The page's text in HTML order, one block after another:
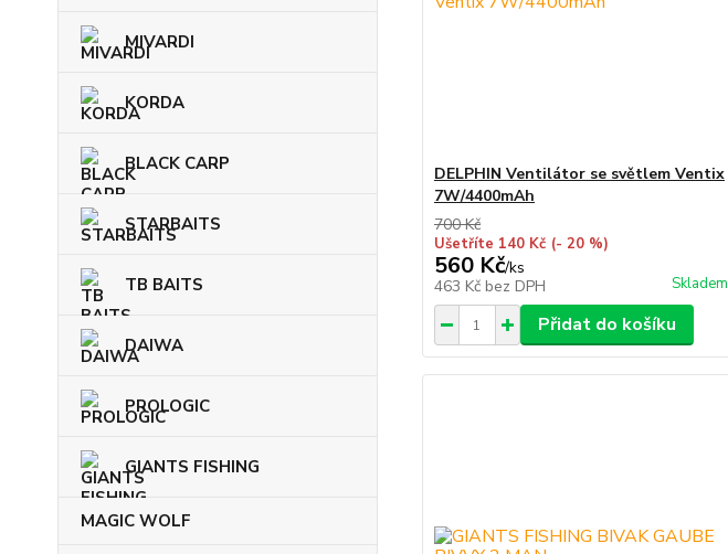
MIVARDI
KORDA
BLACK CARP
STARBAITS
TB BAITS
DAIWA
PROLOGIC
GIANTS FISHING
MAGIC WOLF
DELPHIN Ventilátor se světlem Ventix
7W/4400mAh
700 Kč
Ušetříte 140 Kč (- 20 %)
560 Kč/ks
463 Kč bez DPH Skladem
Přidat do košíku